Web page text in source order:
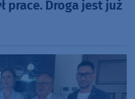
prace. Droga jest już